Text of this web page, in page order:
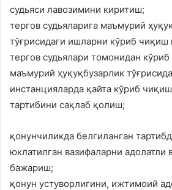
судьяси лавозимини киритиш;
тергов судьяларига маъмурий
тўғрисидаги ишларни кўриб чиқиш
тергов судьялари томонидан
маъмурий ҳуқуқбузарлик
инстанцияларда қайта кўриб
тартибини сақлаб қолиш;
қонунчиликда белгиланган
юклатилган вазифаларни адолатли
бажариш;
қонун устуворлигини, ижтимоий